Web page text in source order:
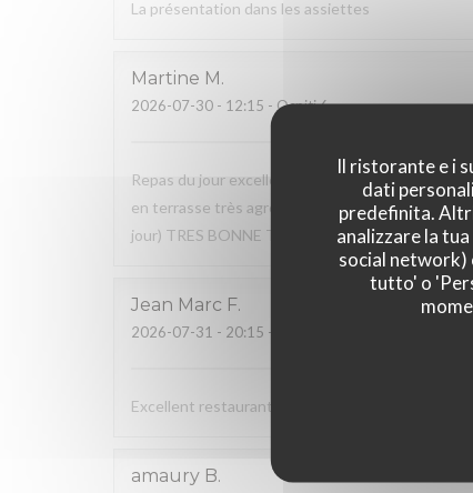
Il ristorante e i
dati
predefinita.
analizzare la
social network)
tutto' o
La présentation dans les assiettes
Martine M
2026-07-30 - 12:15 - Ospiti 6
Repas du jour excellent, très bon rapport
en terrasse très agréable, service excellent, à
jour) TRES BONNE TABLE
Jean Marc F
2026-07-31 - 20:15 - Ospiti 3
Excellent restaurant bénéficiant d’un cadre
amaury B